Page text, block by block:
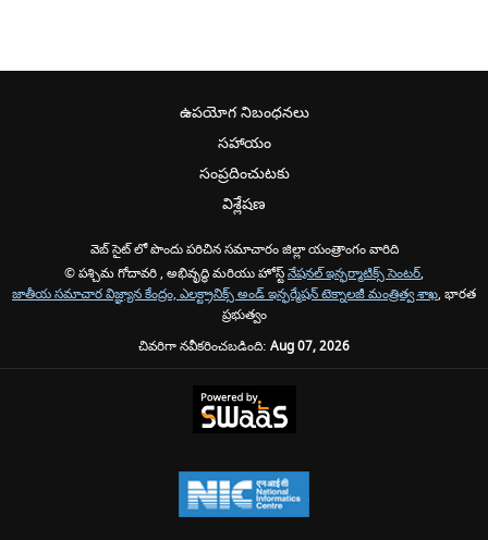
ఉపయోగ నిబంధనలు
సహాయం
సంప్రదించుటకు
విశ్లేషణ
వెబ్ సైట్ లో పొందు పరిచిన సమాచారం జిల్లా యంత్రాంగం వారిది
© పశ్చిమ గోదావరి , అభివృద్ధి మరియు హోస్ట్నేషనల్ ఇన్ఫర్మాటిక్స్ సెంటర్,
జాతీయ సమాచార విజ్ఞ్యాన కేంద్రం, ఎలక్ట్రానిక్స్ అండ్ ఇన్ఫర్మేషన్ టెక్నాలజీ మంత్రిత్వ శాఖ, భారత
ప్రభుత్వం
చివరిగా నవీకరించబడింది: Aug 07, 2026